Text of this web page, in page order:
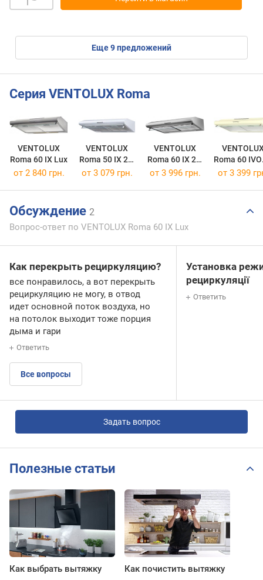
eще9предложений
Серия VENTOLUX Roma
VENTOLUX
Roma 60 IX Lux
VENTOLUX
Roma 50 IX 2M
Lux
VENTOLUX
Roma 60 IX 2M
Lux
Roma 60
2M Lux
от 2 840 грн. от 3 079 грн. от 3 996 грн. от 3 399
Обсуждение 2
Вопрос-ответ по VENTOLUX Roma 60 IX Lux
Как перекрыть рециркуляцию?
все понравилось, а вот перекрыть
рециркуляцию не могу, в отвод
идет основной поток воздуха, но
на потолок выходит тоже порция
дыма и гари
Ответить
Все вопросы
Установка
рециркуляції
Ответить
Задать вопрос
Полезные статьи
Как выбрать вытяжку Как почистить вытяжку